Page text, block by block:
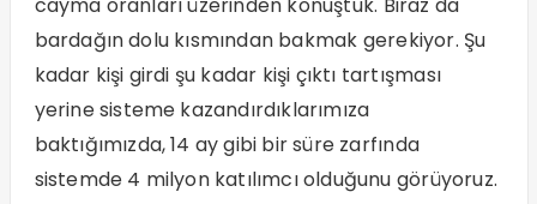
cayma oranları üzerinden konuştuk. Biraz da
bardağın dolu kısmından bakmak gerekiyor. Şu
kadar kişi girdi şu kadar kişi çıktı tartışması
yerine sisteme kazandırdıklarımıza
baktığımızda, 14 ay gibi bir süre zarfında
sistemde 4 milyon katılımcı olduğunu görüyoruz.